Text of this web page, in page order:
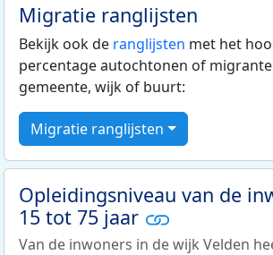
Migratie ranglijsten
Bekijk ook de ranglijsten met het
percentage autochtonen of
gemeente, wijk of buurt:
Migratie ranglijsten
Opleidingsniveau van de
15 tot 75 jaar
Van de inwoners in de wijk Velden